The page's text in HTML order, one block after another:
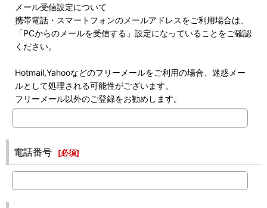
メール受信設定について
携帯電話・スマートフォンのメールアドレスをご利用場合は、
「PCからのメールを受信する」設定になっていることをご確認
ください。
Hotmail,Yahooなどのフリーメールをご利用の場合、迷惑メー
ルとして処理される可能性がございます。
フリーメール以外のご登録をお勧めします。
電話番号 [必須]